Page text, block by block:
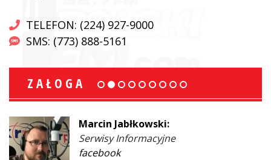
TELEFON: (224) 927-9000
SMS: (773) 888-5161
ZAŁOGA
Marcin Jabłkowski:
Serwisy Informacyjne
facebook